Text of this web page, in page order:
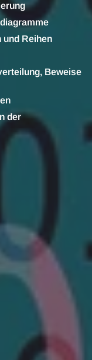
und Reihen
Beweise
der